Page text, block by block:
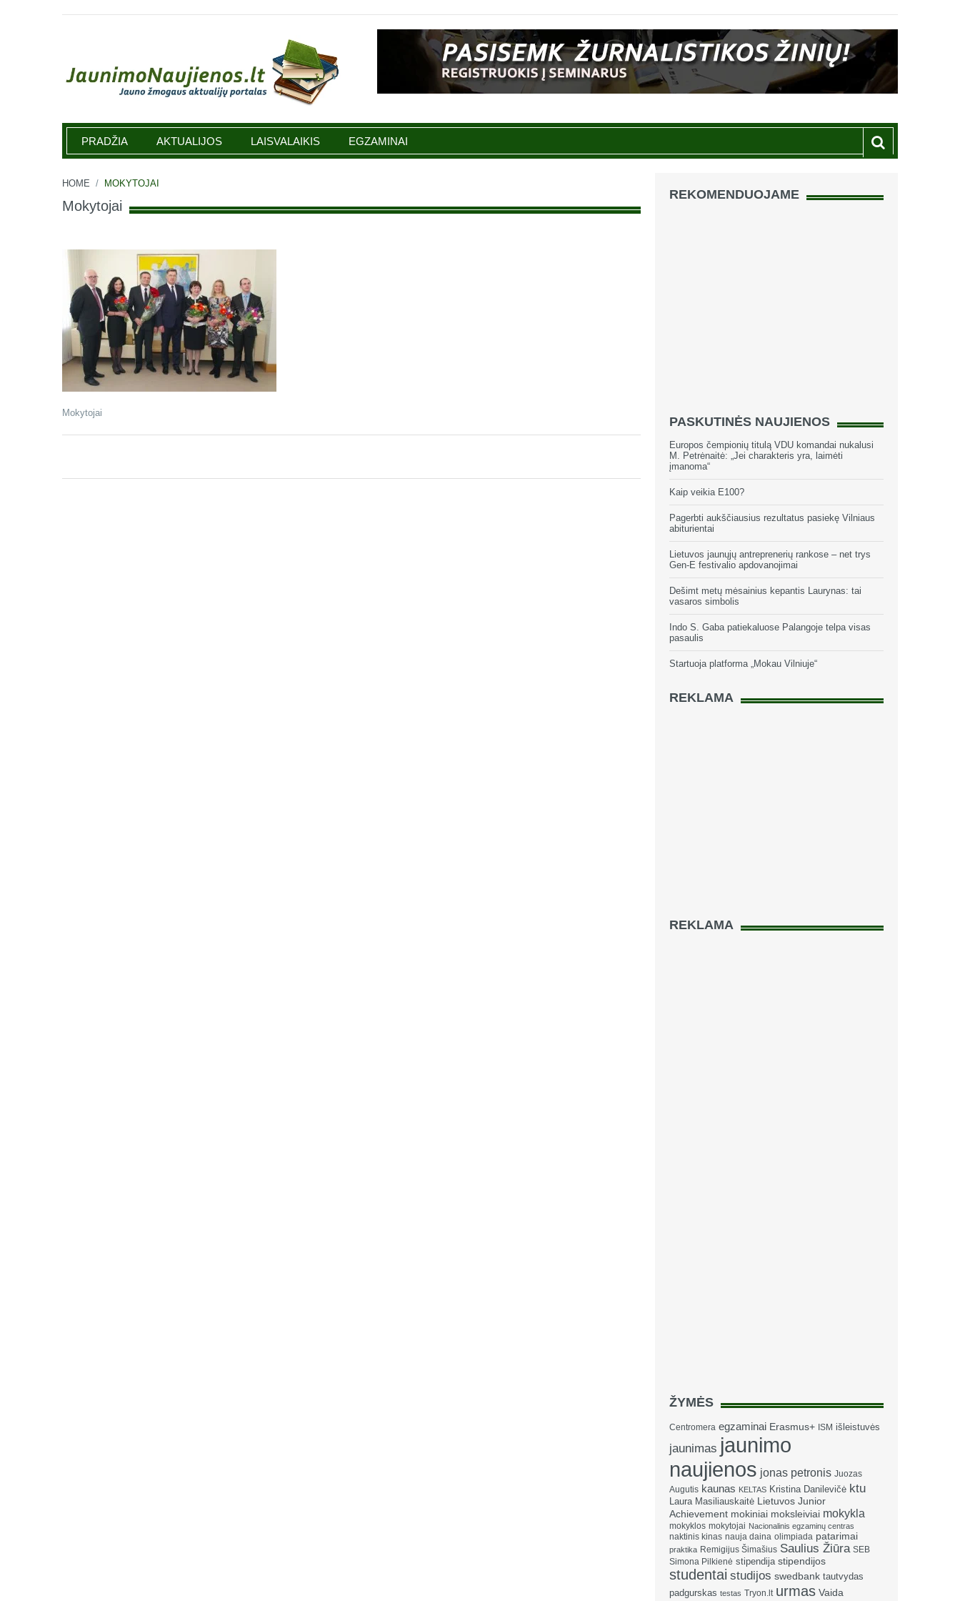
Jaunimonaujienos.lt
PRADŽIA AKTUALIJOS LAISVALAIKIS EGZAMINAI
HOME / MOKYTOJAI
Mokytojai
Mokytojai
REKOMENDUOJAME
PASKUTINĖS NAUJIENOS
Europos čempionių titulą VDU komandai nukalusi
M. Petrėnaitė: „Jei charakteris yra, laimėti
įmanoma“
Kaip veikia E100?
Pagerbti aukščiausius rezultatus pasiekę Vilniaus
abiturientai
Lietuvos jaunųjų antreprenerių rankose – net trys
Gen-E festivalio apdovanojimai
Dešimt metų mėsainius kepantis Laurynas: tai
vasaros simbolis
Indo S. Gaba patiekaluose Palangoje telpa visas
pasaulis
Startuoja platforma „Mokau Vilniuje“
REKLAMA
REKLAMA
ŽYMĖS
Centromera egzaminai Erasmus+ ISM išleistuvės
jaunimas jaunimo
naujienos jonas petronis Juozas
Augutis kaunas KELTAS Kristina Danilevičė ktu
Laura Masiliauskaitė Lietuvos Junior
Achievement mokiniai moksleiviai mokykla
mokyklos mokytojai Nacionalinis egzaminų centras
naktinis kinas nauja daina olimpiada patarimai
praktika Remigijus Šimašius Saulius Žiūra SEB
Simona Pilkienė stipendija stipendijos
studentai studijos swedbank tautvydas
padgurskas testas Tryon.lt urmas Vaida